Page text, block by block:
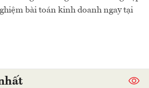
bài toán kinh doanh ngay tại